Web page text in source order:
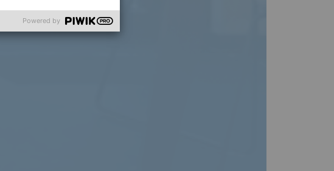
Powered by